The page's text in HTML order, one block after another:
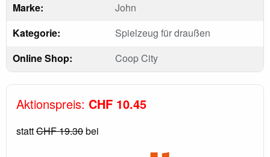
Marke:
John
Kategorie:
Spielzeug für draußen
Online Shop:
Coop City
Aktionspreis: CHF 10.45
stattCHF 19.30bei